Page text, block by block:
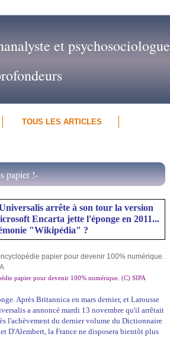
et psychosociologue
TOUS LES ARTICLES
papier !-
arrête à son tour la version
Encarta jette l'éponge en 2011...
"Wikipédia" ?
papier pour devenir 100% numérique. (C) SIPA
Après Britannica en mars dernier, et Larousse
a annoncé mardi 13 novembre qu'il arrêtait
l'achèvement du dernier volume du Dictionnaire
D'Alembert, la France ne disposera bientôt plus